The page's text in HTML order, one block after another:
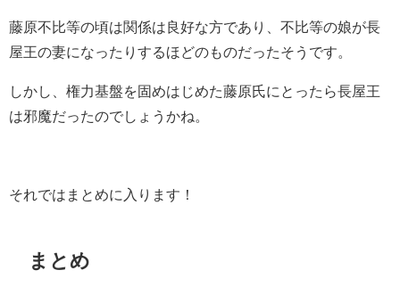
藤原不比等の頃は関係は良好な方であり、不比等の娘が長
屋王の妻になったりするほどのものだったそうです。
しかし、権力基盤を固めはじめた藤原氏にとったら長屋王
は邪魔だったのでしょうかね。
それではまとめに入ります！
まとめ